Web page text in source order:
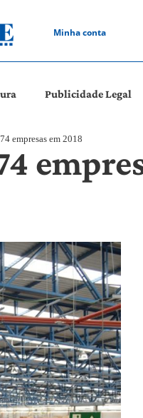
Minha conta
Publicidade Legal
empresas em 2018